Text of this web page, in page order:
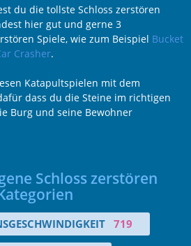
du die tollste Schloss zerstören
hier gut und gerne 3
Spiele, wie zum Beispiel Bucket
Crasher.
Katapultspielen mit dem
dass du die Steine im richtigen
Burg und seine Bewohner
Schloss zerstören
719